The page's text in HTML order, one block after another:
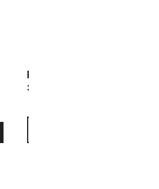
Pocky Matcha Thé Vert
3,50